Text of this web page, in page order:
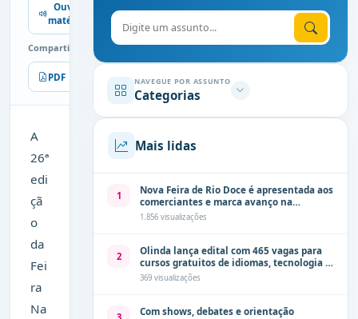
Ouvir
matéria
Compartilhe
PDF Imprimir
A
26ª
edi
çã
o
da
Fei
ra
Na
Digite o assunto
NAVEGUE POR ASSUNTO
Categorias
Mais lidas
1
Nova Feira de Rio Doce é apresentada aos
comerciantes e marca avanço na
modernização dos espaços públicos de
1.856 visualizações
2
Olinda lança edital com 465 vagas para
cursos gratuitos de idiomas, tecnologia e
comunicação
369 visualizações
Com shows, debates e orientação